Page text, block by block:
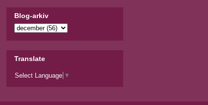
Blog-arkiv
Translate
Select Language ▼